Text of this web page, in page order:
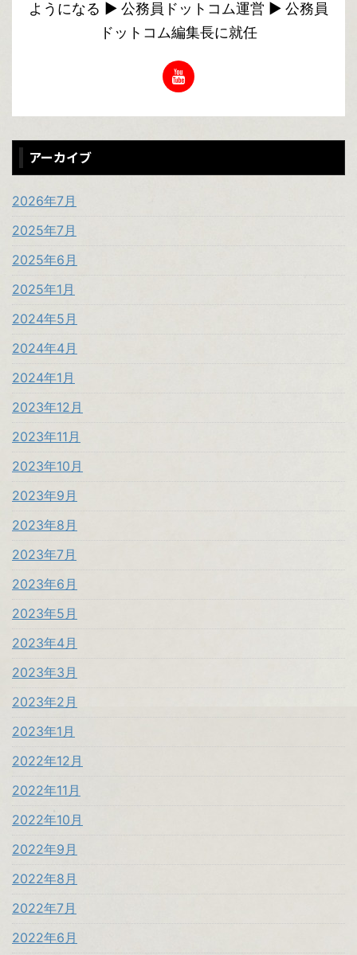
ようになる ▶︎ 公務員ドットコム運営 ▶︎ 公務員
ドットコム編集長に就任
アーカイブ
2026年7月
2025年7月
2025年6月
2025年1月
2024年5月
2024年4月
2024年1月
2023年12月
2023年11月
2023年10月
2023年9月
2023年8月
2023年7月
2023年6月
2023年5月
2023年4月
2023年3月
2023年2月
2023年1月
2022年12月
2022年11月
2022年10月
2022年9月
2022年8月
2022年7月
2022年6月